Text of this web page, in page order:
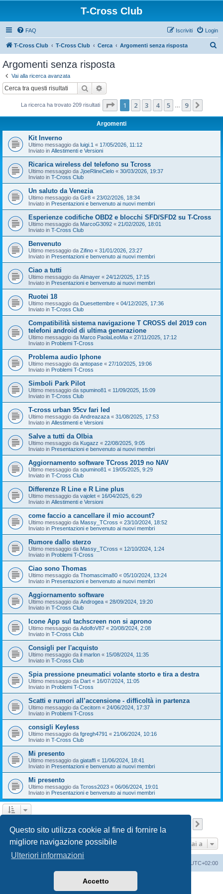
Questo sito utilizza cookie al fine di fornire la
migliore navigazione possibile
Ulteriori informazioni
Accetto
T-Cross Club
FAQ Login
Iscriviti
T-Cross Club T-Cross Club Cerca Argomenti senza risposta
Argomenti senza risposta
Vai alla ricerca avanzata
Cerca
La ricerca ha trovato 209 risultati Pagina di
1 2 3 4 5 9
Argomenti
Kit Inverno
Ultimo messaggio da luigi.1 « 17/05/2026, 11:12
Inviato in Allestimenti e Versioni
Ricarica wireless del telefono su Tcross
Ultimo messaggio da JjoeRlineCielo « 30/03/2026, 19:37
Inviato in T-Cross Club
Un saluto da Venezia
Ultimo messaggio da Gir8 « 23/02/2026, 18:34
Inviato in Presentazioni e benvenuto ai nuovi membri
Esperienze codifiche OBD2 e blocchi SFD/SFD2 su T-Cross
Ultimo messaggio da MarcoG3092 « 21/02/2026, 18:01
Inviato in T-Cross Club
Benvenuto
Ultimo messaggio da Zifino « 31/01/2026, 23:27
Inviato in Presentazioni e benvenuto ai nuovi membri
Ciao a tutti
Ultimo messaggio da Almayer « 24/12/2025, 17:15
Inviato in Presentazioni e benvenuto ai nuovi membri
Ruotei 18
Ultimo messaggio da Duesettembre « 04/12/2025, 17:36
Inviato in T-Cross Club
Compatibilità sistema navigazione T CROSS del 2019 con
telefoni android di ultima generazione
Ultimo messaggio da Marco PaolaLeoMia « 27/11/2025, 17:12
Inviato in Problemi T-Cross
Problema audio Iphone
Ultimo messaggio da antopase « 27/10/2025, 19:06
Inviato in Problemi T-Cross
Simboli Park Pilot
Ultimo messaggio da spumino81 « 11/09/2025, 15:09
Inviato in T-Cross Club
T-cross urban 95cv fari led
Ultimo messaggio da Andreazaza « 31/08/2025, 17:53
Inviato in Allestimenti e Versioni
Salve a tutti da Olbia
Ultimo messaggio da Kugazz « 22/08/2025, 9:05
Inviato in Presentazioni e benvenuto ai nuovi membri
Aggiornamento software TCross 2019 no NAV
Ultimo messaggio da spumino81 « 19/05/2025, 9:29
Inviato in T-Cross Club
Differenze R Line e R Line plus
Ultimo messaggio da vajolet « 16/04/2025, 6:29
Inviato in Allestimenti e Versioni
come faccio a cancellare il mio account?
Ultimo messaggio da Massy_TCross « 23/10/2024, 18:52
Inviato in Presentazioni e benvenuto ai nuovi membri
Rumore dallo sterzo
Ultimo messaggio da Massy_TCross « 12/10/2024, 1:24
Inviato in Problemi T-Cross
Ciao sono Thomas
Ultimo messaggio da Thomascima80 « 05/10/2024, 13:24
Inviato in Presentazioni e benvenuto ai nuovi membri
Aggiornamento software
Ultimo messaggio da Androgea « 28/09/2024, 19:20
Inviato in T-Cross Club
Icone App sul tachscreen non si aprono
Ultimo messaggio da AdolfoV87 « 20/08/2024, 2:08
Inviato in T-Cross Club
Consigli per l'acquisto
Ultimo messaggio da il marlon « 15/08/2024, 11:35
Inviato in T-Cross Club
Spia pressione pneumatici volante storto e tira a destra
Ultimo messaggio da Dart « 16/07/2024, 11:05
Inviato in Problemi T-Cross
Scatti e rumori all’accensione - difficoltà in partenza
Ultimo messaggio da Cecitorn « 24/06/2024, 17:37
Inviato in Problemi T-Cross
consigli Keyless
Ultimo messaggio da fgregh4791 « 21/06/2024, 10:16
Inviato in T-Cross Club
Mi presento
Ultimo messaggio da giataffi « 11/06/2024, 18:41
Inviato in Presentazioni e benvenuto ai nuovi membri
Mi presento
Ultimo messaggio da Tcross2023 « 06/06/2024, 19:01
Inviato in Presentazioni e benvenuto ai nuovi membri
Vai a
UTC+02:00
phpBB® Forum Software © phpBB Limited
phpBB-Italia.it